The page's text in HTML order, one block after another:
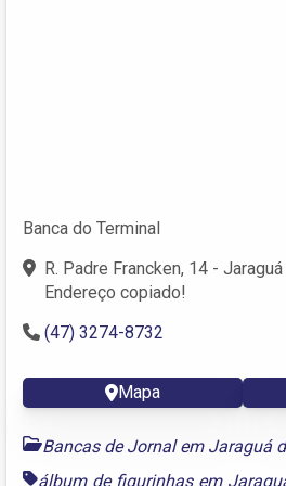
Banca do Terminal
R. Padre Francken, 14 -
Endereço copiado!
(47) 3274-8732
Mapa
Bancas de Jornal em Jaraguá
álbum de figurinhas em